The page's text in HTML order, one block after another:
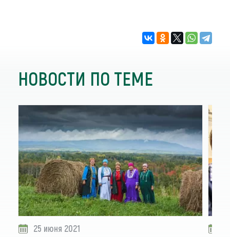
НОВОСТИ ПО ТЕМЕ
25 июня 2021